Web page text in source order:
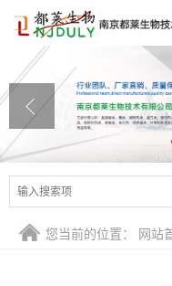
公司首页
公司介绍
公司动态
产品展厅
证书荣誉
您当前的位置： 网站